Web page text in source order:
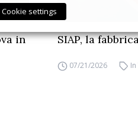
in
SIAP, la
07/21/2026
Cookie settings